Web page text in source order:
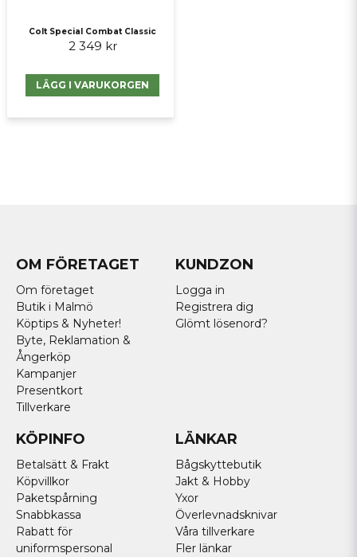
Colt Special Combat Classic
2 349 kr
LÄGG I VARUKORGEN
OM FÖRETAGET
Om företaget
Butik i Malmö
Köptips & Nyheter!
Byte, Reklamation &
Ångerköp
Kampanjer
Presentkort
Tillverkare
KUNDZON
Logga in
Registrera dig
Glömt lösenord?
KÖPINFO
Betalsätt & Frakt
Köpvillkor
Paketspårning
Snabbkassa
Rabatt för
uniformspersonal
LÄNKAR
Bågskyttebutik
Jakt & Hobby
Yxor
Överlevnadsknivar
Våra tillverkare
Fler länkar